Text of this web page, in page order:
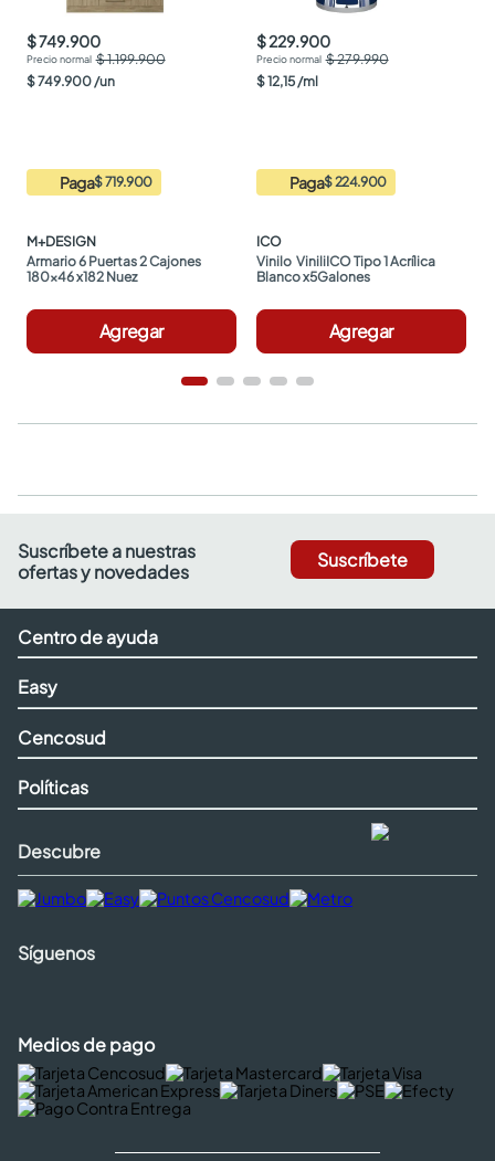
$ 749.900
$ 1.199.900
$749.900 /un
Paga$ 719.900
M+DESIGN
Armario 6 Puertas 2 Cajones
180x46 x182 Nuez
Agregar
$ 229.900
$ 279.990
$12,15 /ml
Paga$ 224.900
ICO
Vinilo  ViniliICO Tipo 1 Acrílica
Blanco x5Galones
Agregar
Suscríbete a nuestras
ofertas y novedades
Suscríbete
Centro de ayuda
Easy
Cencosud
Políticas
Descubre
Síguenos
Medios de pago